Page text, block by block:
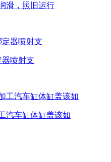
滑，照旧运行
器喷射支
汽车缸体缸盖该如